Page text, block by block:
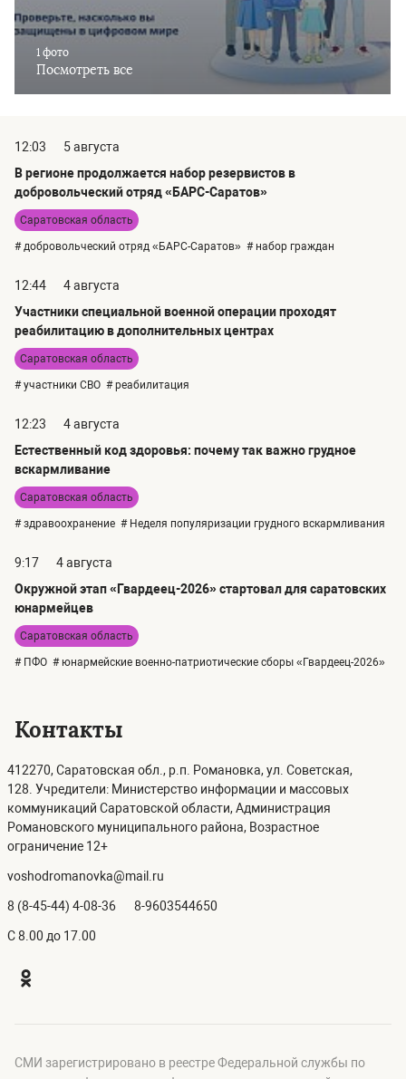
1 фото
Посмотреть все
12:03
5 августа
В регионе продолжается набор резервистов в
добровольческий отряд «БАРС-Саратов»
Саратовская область
# добровольческий отряд «БАРС-Саратов» # набор граждан
12:44
4 августа
Участники специальной военной операции проходят
реабилитацию в дополнительных центрах
Саратовская область
# участники СВО # реабилитация
12:23
4 августа
Естественный код здоровья: почему так важно грудное
вскармливание
Саратовская область
# здравоохранение # Неделя популяризации грудного вскармливания
9:17
4 августа
Окружной этап «Гвардеец-2026» стартовал для саратовских
юнармейцев
Саратовская область
# ПФО # юнармейские военно-патриотические сборы «Гвардеец-2026»
Контакты
412270, Саратовская обл., р.п. Романовка, ул. Советская,
128. Учредители: Министерство информации и массовых
коммуникаций Саратовской области, Администрация
Романовского муниципального района, Возрастное
ограничение 12+
voshodromanovka@mail.ru
8 (8-45-44) 4-08-36 8-9603544650
C 8.00 до 17.00
СМИ зарегистрировано в реестре Федеральной службы по